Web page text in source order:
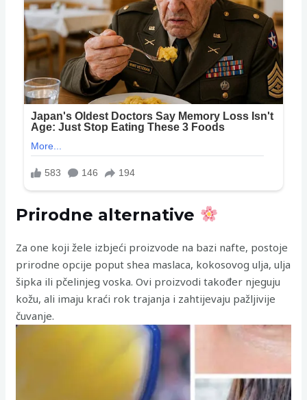
Prirodne alternative
Za one koji žele izbjeći proizvode na bazi nafte, postoje
prirodne opcije poput shea maslaca, kokosovog ulja, ulja
šipka ili pčelinjeg voska. Ovi proizvodi također njeguju
kožu, ali imaju kraći rok trajanja i zahtijevaju pažljivije
čuvanje.